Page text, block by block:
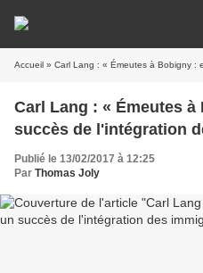
Accueil » Carl Lang : « Émeutes à Bobigny :
Carl Lang : « Émeutes
succès de l'intégration
Publié le 13/02/2017 à 12:25
Par Thomas Joly